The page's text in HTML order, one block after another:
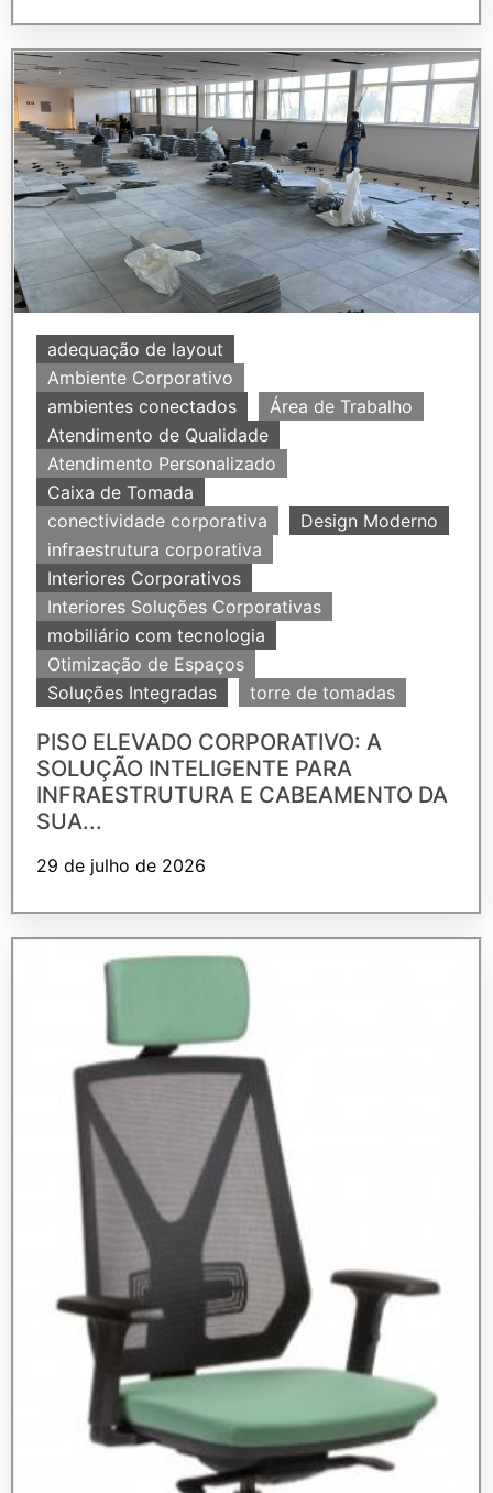
adequação de layout
Ambiente Corporativo
ambientes conectados
Área de Trabalho
Atendimento de Qualidade
Atendimento Personalizado
Caixa de Tomada
conectividade corporativa
Design Moderno
infraestrutura corporativa
Interiores Corporativos
Interiores Soluções Corporativas
mobiliário com tecnologia
Otimização de Espaços
Soluções Integradas
torre de tomadas
PISO ELEVADO CORPORATIVO: A
SOLUÇÃO INTELIGENTE PARA
INFRAESTRUTURA E CABEAMENTO DA
SUA...
29 de julho de 2026